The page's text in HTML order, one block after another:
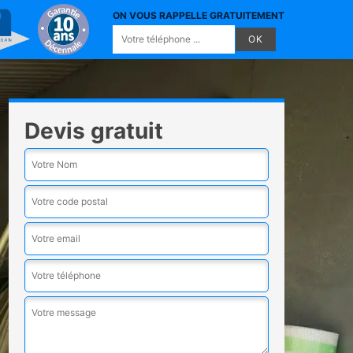
ON VOUS RAPPELLE GRATUITEMENT
Devis gratuit